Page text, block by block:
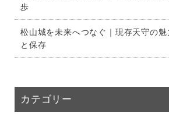
歩
松山城を未来へつなぐ｜現存天守の
と保存
カテゴリー